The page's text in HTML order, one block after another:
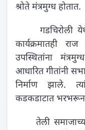
श्रोते मंत्रमुग्ध होतात.
गडचिरोली येथे
कार्यक्रमातही
उपस्थितांना
आधारित गीतांनी
निर्माण झाले.
कडकडाटात भरभरून
तेली समाजाच्या